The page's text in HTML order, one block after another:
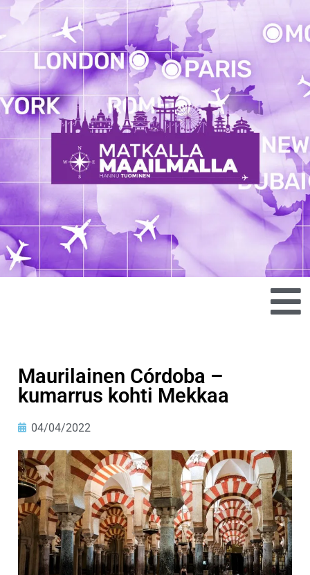
Maurilainen Córdoba –
kumarrus kohti Mekkaa
04/04/2022